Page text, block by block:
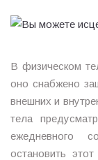
В физическом
оно снабжено
внешних и
тела
ежедневного
остановить